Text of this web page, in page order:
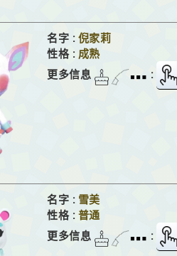
名字 : 倪家莉
性格 : 成熟
更多信息
:
名字 : 雪美
性格 : 普通
更多信息
: